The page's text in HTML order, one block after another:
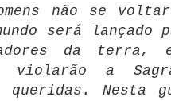
não se
será lançado
da terra,
a
Nesta